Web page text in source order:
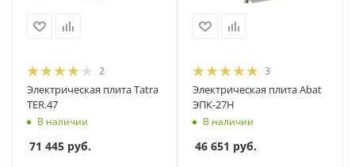
2
Электрическая плита Tatra
TER.47
В наличии
71 445 руб.
3
Электрическая плита Abat
ЭПК-27Н
В наличии
46 651 руб.